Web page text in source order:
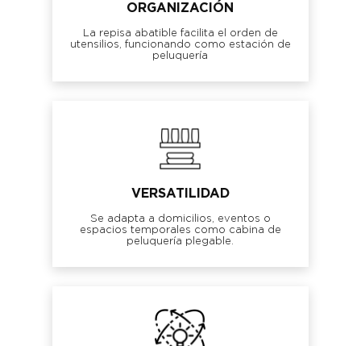
ORGANIZACIÓN
La repisa abatible facilita el orden de
utensilios, funcionando como estación de
peluquería
VERSATILIDAD
Se adapta a domicilios, eventos o
espacios temporales como cabina de
peluquería plegable.